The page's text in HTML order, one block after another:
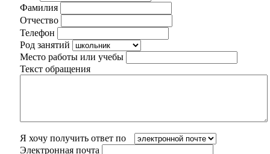
Фамилия
Отчество
Телефон
Род занятий
Место работы или учебы
Текст обращения
Я хочу получить ответ по
Электронная почта